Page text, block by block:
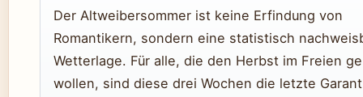
Der Altweibersommer ist keine Erfindung von
Romantikern, sondern eine statistisch
Wetterlage. Für alle, die den Herbst im Freien
wollen, sind diese drei Wochen die letzte